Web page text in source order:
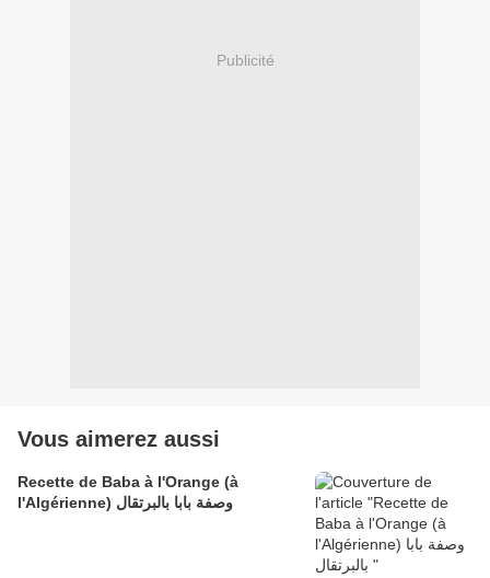
Publicité
Vous aimerez aussi
Recette de Baba à l'Orange (à
l'Algérienne) وصفة بابا بالبرتقال